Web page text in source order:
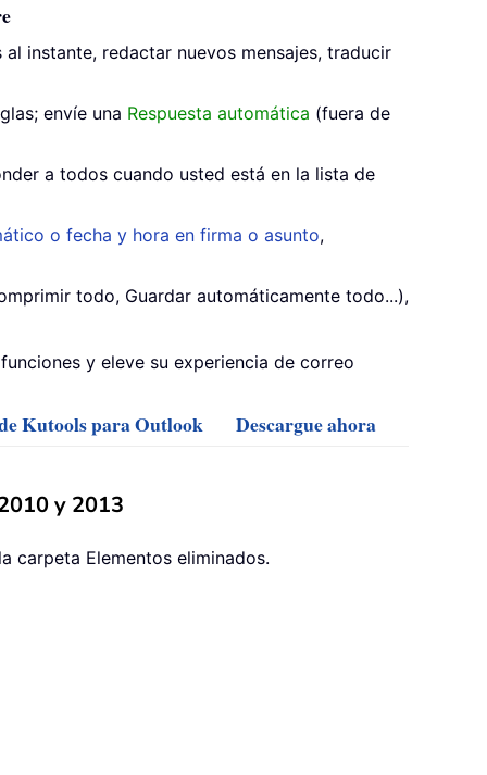
instante, redactar nuevos mensajes, traducir
envíe una Respuesta automática (fuera de
a todos cuando usted está en la lista de
o fecha y hora en firma o asunto,
todo, Guardar automáticamente todo...),
y eleve su experiencia de correo
Kutools para Outlook Descargue ahora
y 2013
carpeta Elementos eliminados.